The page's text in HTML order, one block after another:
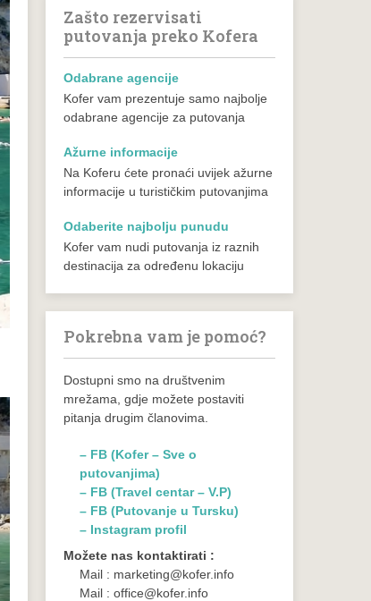
Zašto rezervisati
putovanja preko Kofera
Odabrane agencije
Kofer vam prezentuje samo najbolje
odabrane agencije za putovanja
Ažurne informacije
Na Koferu ćete pronaći uvijek ažurne
informacije u turističkim putovanjima
Odaberite najbolju punudu
Kofer vam nudi putovanja iz raznih
destinacija za određenu lokaciju
Pokrebna vam je pomoć?
Dostupni smo na društvenim
mrežama, gdje možete postaviti
pitanja drugim članovima.
– FB (Kofer – Sve o
putovanjima)
– FB (Travel centar – V.P)
– FB (Putovanje u Tursku)
– Instagram profil
Možete nas kontaktirati :
Mail : marketing@kofer.info
Mail : office@kofer.info